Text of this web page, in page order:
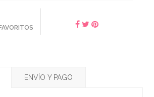
ENVÍO Y PAGO